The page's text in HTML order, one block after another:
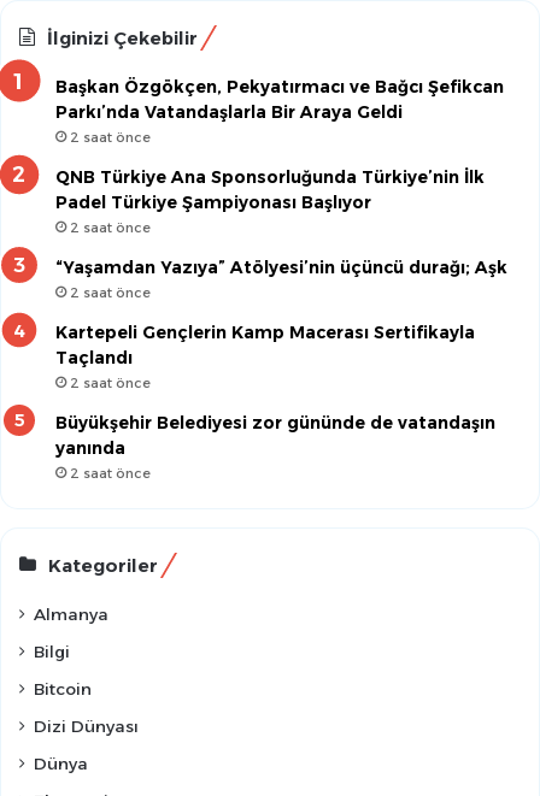
İlginizi Çekebilir
Başkan Özgökçen, Pekyatırmacı ve Bağcı Şefikcan
Parkı’nda Vatandaşlarla Bir Araya Geldi
2 saat önce
QNB Türkiye Ana Sponsorluğunda Türkiye’nin İlk
Padel Türkiye Şampiyonası Başlıyor
2 saat önce
“Yaşamdan Yazıya” Atölyesi’nin üçüncü durağı; Aşk
2 saat önce
Kartepeli Gençlerin Kamp Macerası Sertifikayla
Taçlandı
2 saat önce
Büyükşehir Belediyesi zor gününde de vatandaşın
yanında
2 saat önce
Kategoriler
Almanya
Bilgi
Bitcoin
Dizi Dünyası
Dünya